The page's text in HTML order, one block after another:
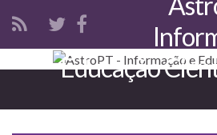
Search for:
Educação